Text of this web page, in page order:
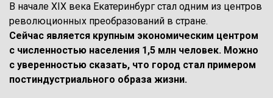
В начале XIX века Екатеринбург стал одним из центров
революционных преобразований в стране.
Сейчас является крупным экономическим центром
с численностью населения 1,5 млн человек. Можно
с уверенностью сказать, что город стал примером
постиндустриального образа жизни.